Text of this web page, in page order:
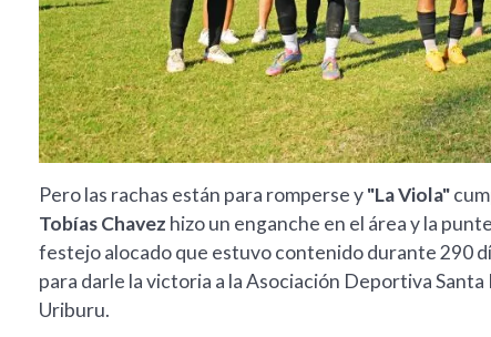
Pero las rachas están para romperse y"La Viola"
Tobías Chavez hizo un enganche en el área y la
festejo alocado que estuvo contenido durante 290
para darle la victoria a la Asociación Deportiva
Uriburu.